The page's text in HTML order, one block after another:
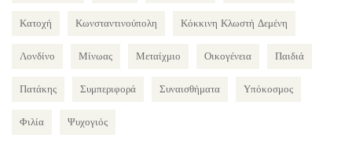
Κατοχή Κωνσταντινούπολη Κόκκινη Κλωστή Δεμένη
Λονδίνο Μίνωας Μεταίχμιο Οικογένεια Παιδιά
Πατάκης Συμπεριφορά Συναισθήματα Υπόκοσμος
Φιλία Ψυχογιός